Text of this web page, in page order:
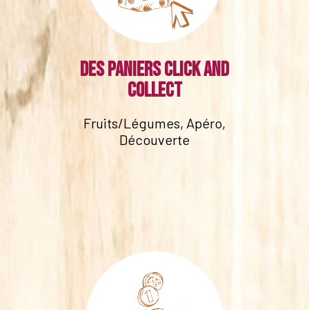
Des paniers click and
collect
Fruits/Légumes, Apéro,
Découverte